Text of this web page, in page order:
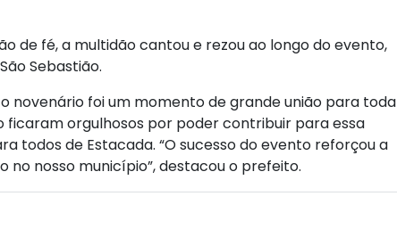
de fé, a multidão cantou e rezou ao longo do evento,
Sebastião.
novenário foi um momento de grande união para toda
ficaram orgulhosos por poder contribuir para essa
todos de Estacada. “O sucesso do evento reforçou a
nosso município”, destacou o prefeito.